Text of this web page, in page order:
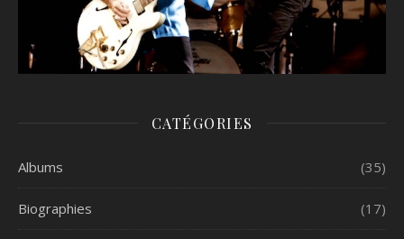
CATÉGORIES
Albums (35)
Biographies (17)